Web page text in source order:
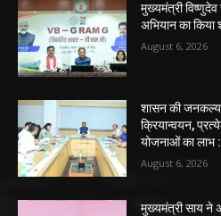
मुख्यमंत्री विष्णुदेव
अभियान का किया
August 6, 2026
शासन की
क्रियान्वयन,
योजनाओं का लाभ
August 6, 2026
मुख्यमंत्री साय ने